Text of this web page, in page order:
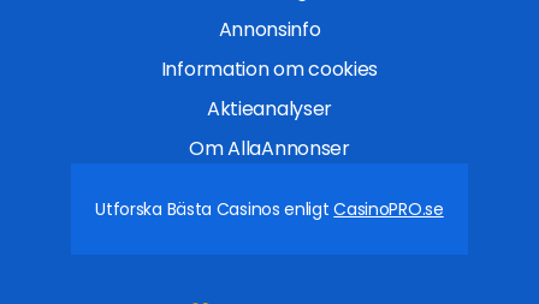
Annonsinfo
Information om cookies
Aktieanalyser
Om AllaAnnonser
Utforska Bästa Casinos enligtCasinoPRO.se